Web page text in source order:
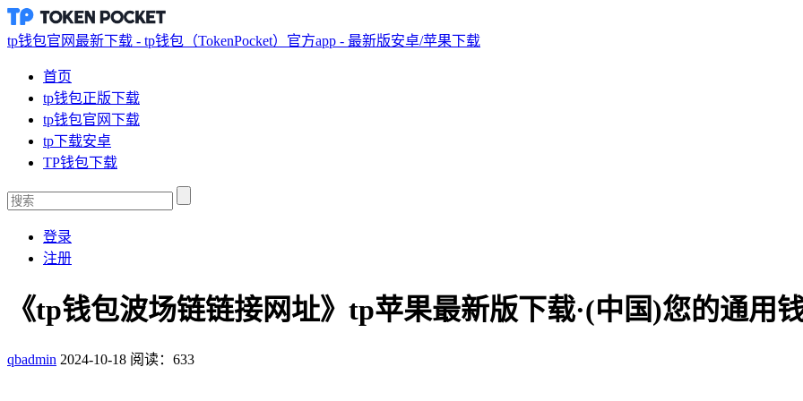
tp钱包官网最新下载 - tp钱包（TokenPocket）官方app - 最新版安卓/苹果下载
首页
tp钱包正版下载
tp钱包官网下载
tp下载安卓
TP钱包下载
登录
注册
《tp钱包波场链链接网址》tp苹果最新版下载·(中国)您的通用
qbadmin 2024-10-18 阅读：633